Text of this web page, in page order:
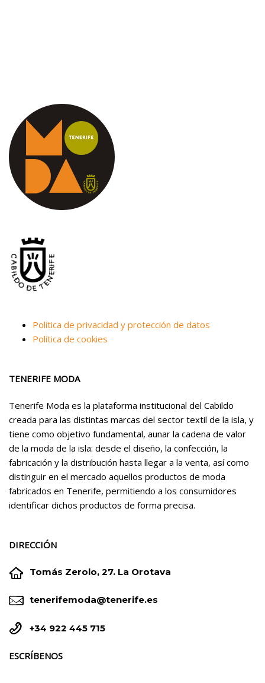
Política de privacidad y protección de datos
Política de cookies
TENERIFE MODA
Tenerife Moda es la plataforma institucional del Cabildo
creada para las distintas marcas del sector textil de la isla, y
tiene como objetivo fundamental, aunar la cadena de valor
de la moda de la isla: desde el diseño, la confección, la
fabricación y la distribución hasta llegar a la venta, así como
distinguir en el mercado aquellos productos de moda
fabricados en Tenerife, permitiendo a los consumidores
identificar dichos productos de forma precisa.
DIRECCIÓN

 Tomás Zerolo, 27. La Orotava

 tenerifemoda@tenerife.es

 +34 922 445 715
ESCRÍBENOS